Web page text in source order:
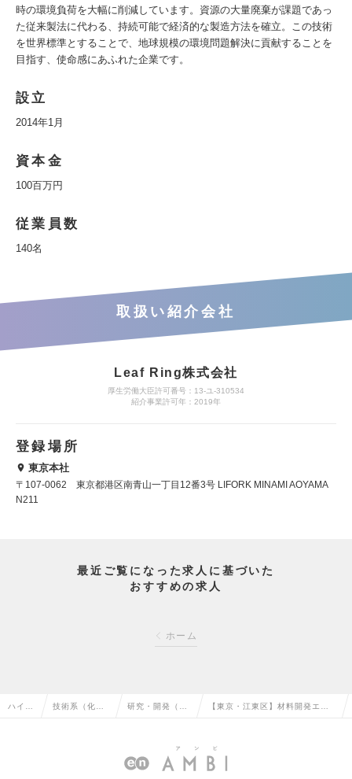
時の環境負荷を大幅に削減しています。資源の大量廃棄が課題であっ
た従来製法に代わる、持続可能で経済的な製造方法を確立。この技術
を世界標準とすることで、地球規模の環境問題解決に貢献することを
目指す、使命感にあふれた企業です。
設立
2014年1月
資本金
100百万円
従業員数
140名
取扱い紹介会社
Leaf Ring株式会社
厚生労働大臣許可番号：13-ユ-310534
紹介事業許可年：2019年
登録場所
東京本社
〒107-0062 東京都港区南青山一丁目12番3号 LIFORK MINAMI AOYAMA
N211
最近ご覧になった求人に基づいた
おすすめの求人
ホーム
ハイク 技術系（化 研究・開発（化
品・衣料）の転
【東京・江東区】材料開発エン
クジェット印刷技術の求人情報